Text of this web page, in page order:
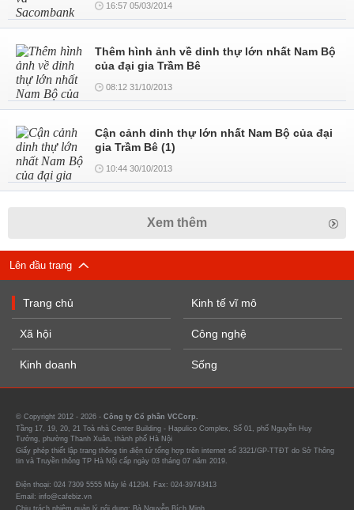
16:57 05/03/2014
Thêm hình ảnh về dinh thự lớn nhất Nam Bộ
của đại gia Trầm Bê
08:12 31/10/2013
Cận cảnh dinh thự lớn nhất Nam Bộ của đại
gia Trầm Bê (1)
10:44 30/10/2013
Xem thêm
Lên đầu trang
Trang chủ
Xã hội
Kinh doanh
Kinh tế vĩ mô
Công nghệ
Sống
© Copyright 2012 - 2026 - Công ty Cổ phần VCCorp.
Tầng 17, 19, 20, 21 Toà nhà Center Building - Hapulico Complex, Số 01, phố Nguyễn Huy
Tưởng, phường Thanh Xuân, thành phố Hà Nội
Giấy phép thiết lập trang thông tin điện tử tổng hợp trên internet số 3321/GP-TTĐT do Sở Thông
tin và Truyền thông TP Hà Nội cấp ngày 03 tháng 07 năm 2019.
Điện thoại: 024 7309 5555 Máy lẻ 41294. Fax: 024-39743413
Email: info@cafebiz.vn
Chịu trách nhiệm quản lý nội dung: Bà Nguyễn Bích Minh